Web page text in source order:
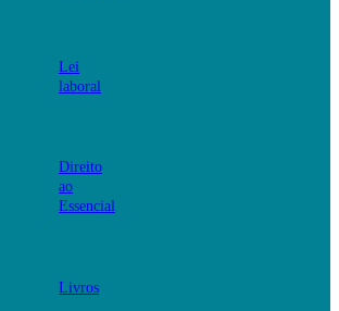
Lei
laboral
Direito
ao
Essencial
Livros